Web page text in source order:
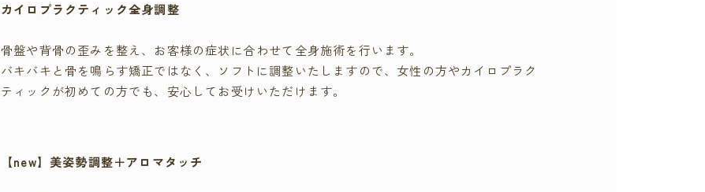
カイロプラクティック全身調整
骨盤や背骨の歪みを整え、お客様の症状に合わせて全身施術を行います。
バキバキと骨を鳴らす矯正ではなく、ソフトに調整いたしますので、女性の方やカイロプラク
ティックが初めての方でも、安心してお受けいただけます。
【new】美姿勢調整＋アロマタッチ